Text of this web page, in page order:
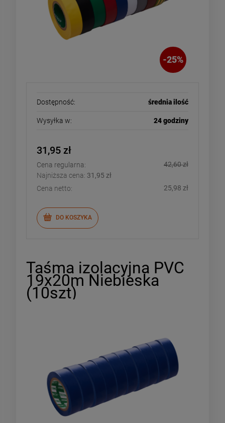
-25%
Dostępność: średnia ilość
Wysyłka w: 24 godziny
31,95 zł
Cena regularna:
42,60 zł
Najniższa cena: 31,95 zł
Cena netto:
25,98 zł
DO KOSZYKA
Taśma izolacyjna PVC
19x20m Niebieska
(10szt)